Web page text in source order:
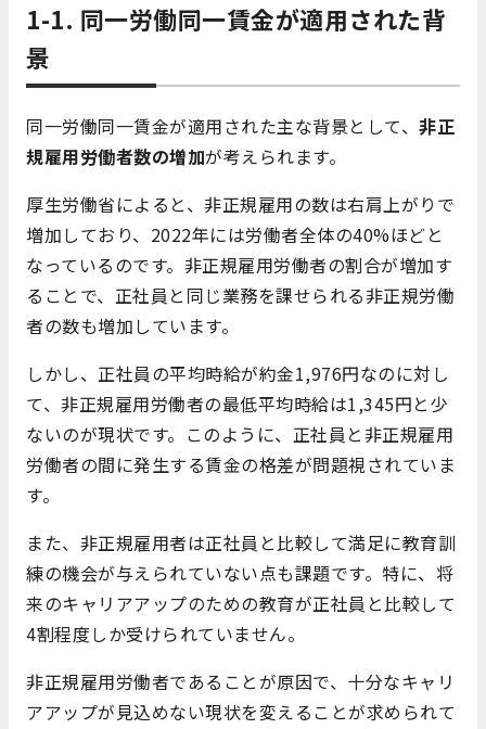
1-1. 同一労働同一賃金が適用された背
景
同一労働同一賃金が適用された主な背景として、 非正
規雇用労働者数の増加が考えられます。
厚生労働省によると、非正規雇用の数は右肩上がりで
増加しており、2022年には労働者全体の40%ほどと
なっているのです。非正規雇用労働者の割合が増加す
ることで、正社員と同じ業務を課せられる非正規労働
者の数も増加しています。
しかし、正社員の平均時給が約金1,976円なのに対し
て、非正規雇用労働者の最低平均時給は1,345円と少
ないのが現状です。このように、正社員と非正規雇用
労働者の間に発生する賃金の格差が問題視されていま
す。
また、非正規雇用者は正社員と比較して満足に教育訓
練の機会が与えられていない点も課題です。特に、将
来のキャリアアップのための教育が正社員と比較して
4割程度しか受けられていません。
非正規雇用労働者であることが原因で、十分なキャリ
アアップが見込めない現状を変えることが求められて